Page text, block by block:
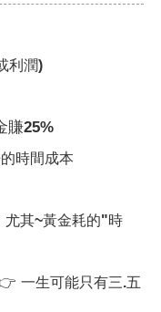
利潤)
25%
時間成本
其~黃金耗的"時
一生可能只有三.五